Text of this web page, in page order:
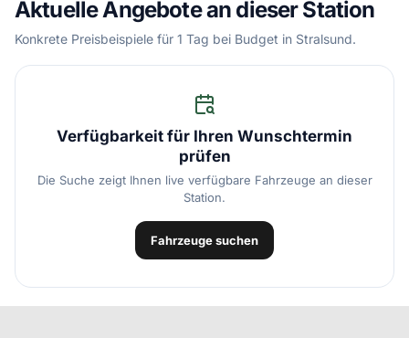
Aktuelle Angebote an dieser Station
Konkrete Preisbeispiele für 1 Tag bei Budget in Stralsund.
Verfügbarkeit für Ihren Wunschtermin
prüfen
Die Suche zeigt Ihnen live verfügbare Fahrzeuge an dieser
Station.
Fahrzeuge suchen